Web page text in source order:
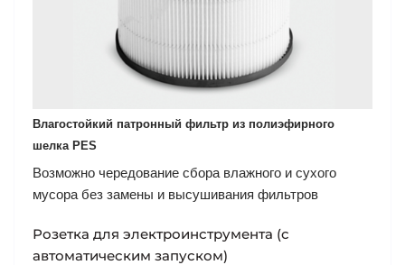
Влагостойкий патронный фильтр из полиэфирного
шелка PES
Возможно чередование сбора влажного и сухого
мусора без замены и высушивания фильтров
Розетка для электроинструмента (с
автоматическим запуском)